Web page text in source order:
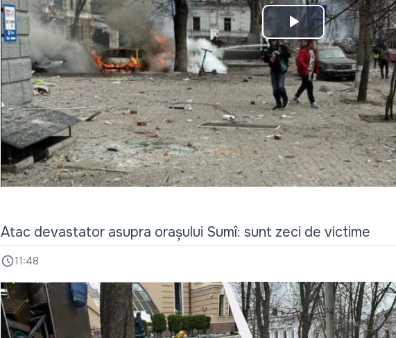
Play
Video
Atac devastator asupra orașului Sumî: sunt zeci de victime
11:48